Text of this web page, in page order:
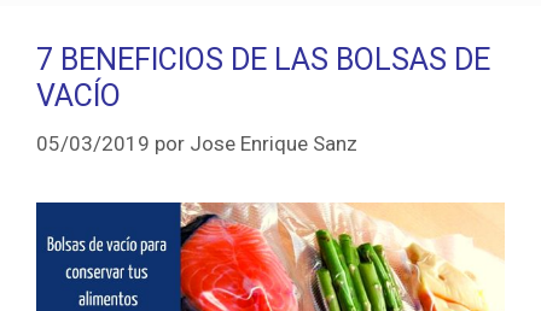
7 BENEFICIOS DE LAS BOLSAS DE
VACÍO
05/03/2019 por Jose Enrique Sanz